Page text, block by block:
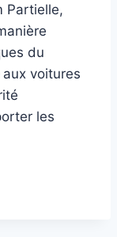
Partielle,
du
voitures
les